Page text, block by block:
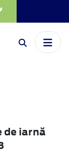
de iarnă